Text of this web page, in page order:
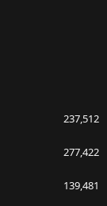
237,512
277,422
139,481